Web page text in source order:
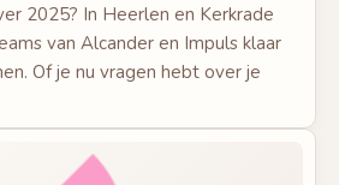
2025? In Heerlen en Kerkrade
van Alcander en Impuls klaar
Of je nu vragen hebt over je